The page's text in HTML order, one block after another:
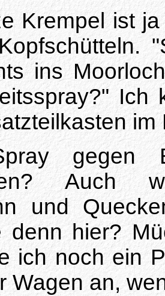
Krempel ist
ins
Ich
im
gegen
Auch
und
denn hier?
ich noch ein
Wagen an,